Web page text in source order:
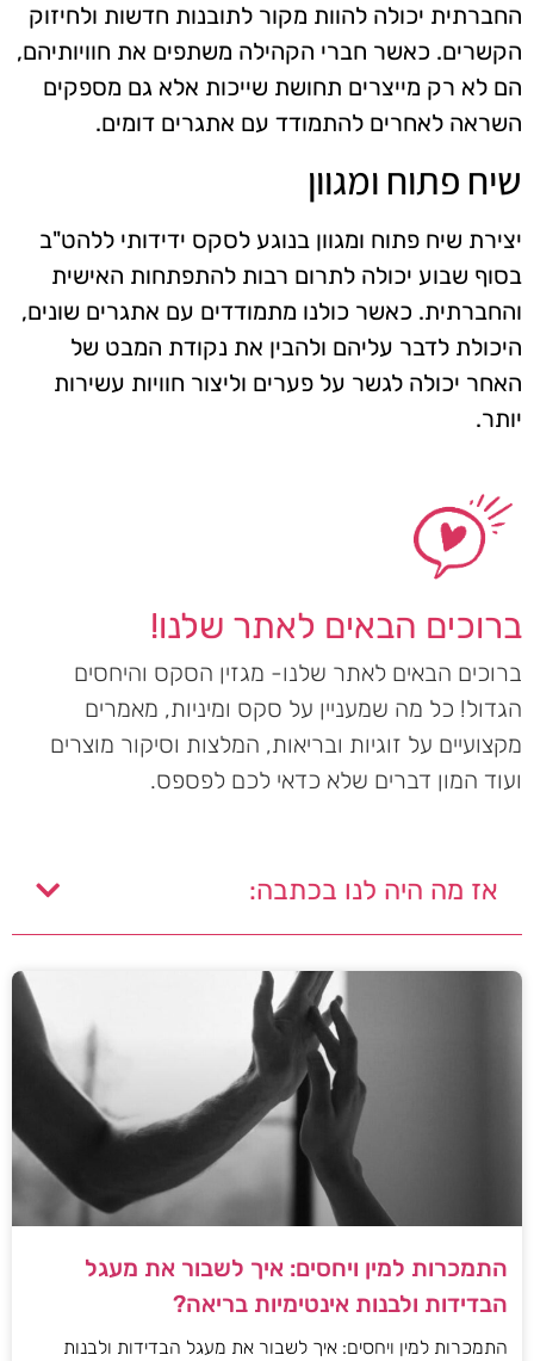
החברתית יכולה להוות מקור לתובנות חדשות ולחיזוק
הקשרים. כאשר חברי הקהילה משתפים את חוויותיהם,
הם לא רק מייצרים תחושת שייכות אלא גם מספקים
השראה לאחרים להתמודד עם אתגרים דומים.
שיח פתוח ומגוון
יצירת שיח פתוח ומגוון בנוגע לסקס ידידותי ללהט"ב
בסוף שבוע יכולה לתרום רבות להתפתחות האישית
והחברתית. כאשר כולנו מתמודדים עם אתגרים שונים,
היכולת לדבר עליהם ולהבין את נקודת המבט של
האחר יכולה לגשר על פערים וליצור חוויות עשירות
יותר.
ברוכים הבאים לאתר שלנו!
ברוכים הבאים לאתר שלנו- מגזין הסקס והיחסים
הגדול! כל מה שמעניין על סקס ומיניות, מאמרים
מקצועיים על זוגיות ובריאות, המלצות וסיקור מוצרים
ועוד המון דברים שלא כדאי לכם לפספס.
אז מה היה לנו בכתבה:
התמכרות למין ויחסים: איך לשבור את מעגל
הבדידות ולבנות אינטימיות בריאה?
התמכרות למין ויחסים: איך לשבור את מעגל הבדידות ולבנות